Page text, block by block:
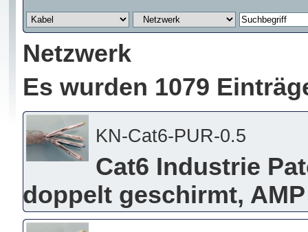
Netzwerk
Es wurden 1079
KN-Cat6-PUR-0.5
Cat6 Industrie
doppelt geschirmt,